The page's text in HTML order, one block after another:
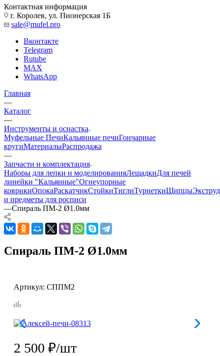
Контактная информация
г. Королев, ул. Пионерская 1Б
sale@mufel.pro
Вконтакте
Telegram
Rutube
MAX
WhatsApp
Главная
—
Каталог
—
Инструменты и оснастка
Муфельные ПечиКальянные печиГончарные
кругиМатериалыРаспродажа
—
Запчасти и комплектация
Наборы для лепки и моделированияЛещадкиДля печей
линейки "Кальянные"Огнеупорные
коврикиОпокаРаскатчикСтойкиТиглиТурнеткиЩипцы
и предметы для росписи
—Спираль ПМ-2 Ø1.0мм
Спираль ПМ-2 Ø1.0мм
Артикул: СППМ2
2 500 ₽/шт